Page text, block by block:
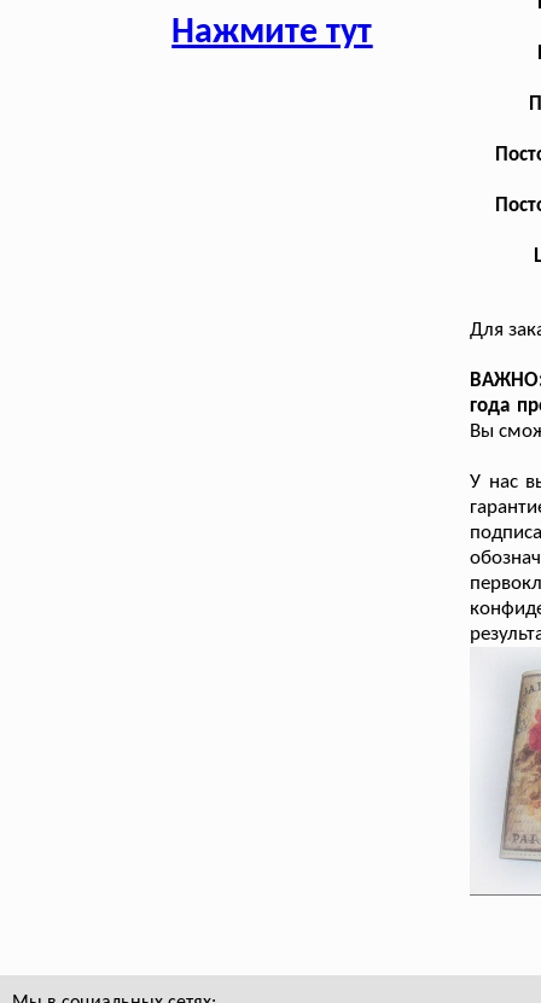
Нажмите тут
Для
ВАЖНО:
года
Вы
У нас